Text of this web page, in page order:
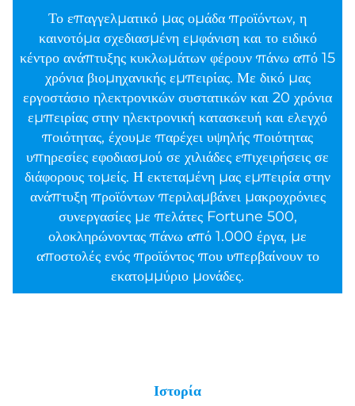
Το επαγγελματικό μας ομάδα προϊόντων, η
καινοτόμα σχεδιασμένη εμφάνιση και το ειδικό
κέντρο ανάπτυξης κυκλωμάτων φέρουν πάνω από 15
χρόνια βιομηχανικής εμπειρίας. Με δικό μας
εργοστάσιο ηλεκτρονικών συστατικών και 20 χρόνια
εμπειρίας στην ηλεκτρονική κατασκευή και ελεγχό
ποιότητας, έχουμε παρέχει υψηλής ποιότητας
υπηρεσίες εφοδιασμού σε χιλιάδες επιχειρήσεις σε
διάφορους τομείς. Η εκτεταμένη μας εμπειρία στην
ανάπτυξη προϊόντων περιλαμβάνει μακροχρόνιες
συνεργασίες με πελάτες Fortune 500,
ολοκληρώνοντας πάνω από 1.000 έργα, με
αποστολές ενός προϊόντος που υπερβαίνουν το
εκατομμύριο μονάδες.
Ιστορία